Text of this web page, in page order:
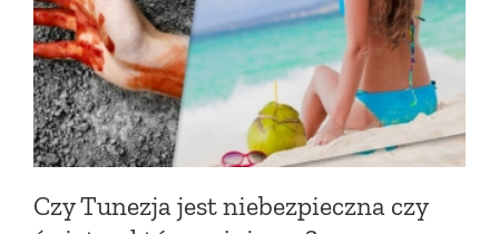
Czy Tunezja jest niebezpieczna czy